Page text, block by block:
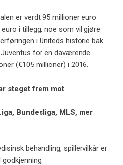
er verdt 95 millioner euro
i tillegg, noe som vil gjøre
i Uniteds historie bak
for en daværende
(€105 millioner) i 2016.
steget frem mot
Bundesliga, MLS, mer
behandling, spillervilkår er